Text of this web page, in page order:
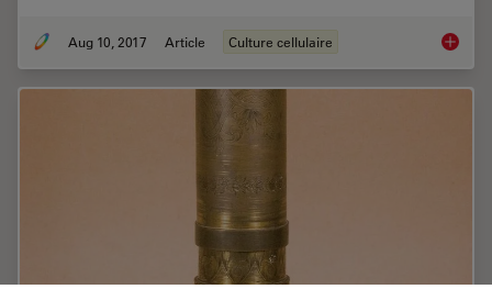
Aug 10, 2017 Article Culture cellulaire